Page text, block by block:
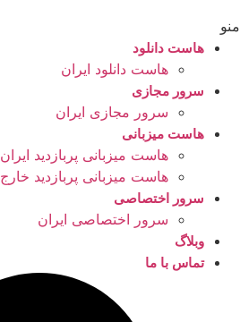
منو
هاست دانلود
هاست دانلود ایران
سرور مجازی
سرور مجازی ایران
هاست میزبانی
هاست میزبانی پربازدید ایران
هاست میزبانی پربازدید خارج
سرور اختصاصی
سرور اختصاصی ایران
وبلاگ
تماس با ما